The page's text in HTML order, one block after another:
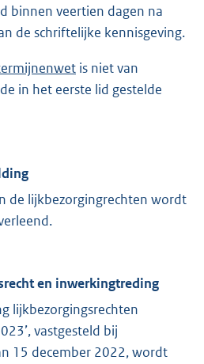
binnen veertien dagen na
de schriftelijke kennisgeving.
is niet van
in het eerste lid gestelde
de lijkbezorgingrechten wordt
en inwerkingtreding
lijkbezorgingsrechten
vastgesteld bij
15 december 2022, wordt